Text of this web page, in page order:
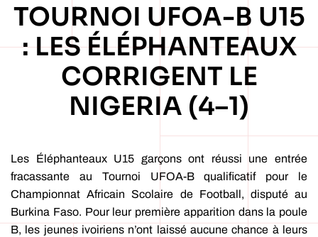
TOURNOI UFOA-B U15
: LES ÉLÉPHANTEAUX
CORRIGENT LE
NIGERIA (4–1)
Les Éléphanteaux U15 garçons ont réussi une entrée
fracassante au Tournoi UFOA-B qualificatif pour le
Championnat Africain Scolaire de Football, disputé au
Burkina Faso. Pour leur première apparition dans la poule
B, les jeunes ivoiriens n’ont laissé aucune chance à leurs